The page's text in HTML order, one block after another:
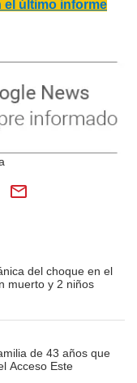
el último informe
del choque en el
muerto y 2 niños
de 43 años que
Acceso Este